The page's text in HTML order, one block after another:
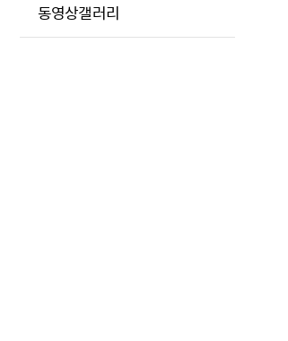
동영상갤러리